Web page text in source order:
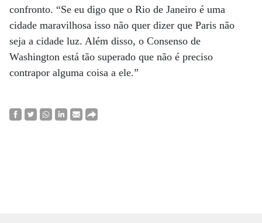
confronto. “Se eu digo que o Rio de Janeiro é uma
cidade maravilhosa isso não quer dizer que Paris não
seja a cidade luz. Além disso, o Consenso de
Washington está tão superado que não é preciso
contrapor alguma coisa a ele.”